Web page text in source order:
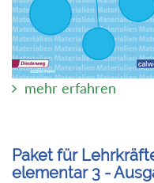
mehr erfahren
Paket für
elementar 3 -